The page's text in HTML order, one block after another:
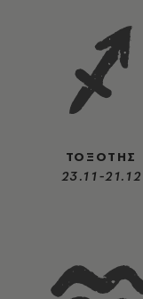
ΤΟΞΟΤΗΣ
23.11-21.12